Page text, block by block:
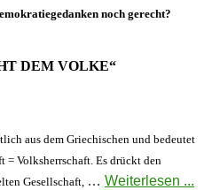
noch gerecht?
DEM VOLKE“
aus dem Griechischen und bedeutet
= Volksherrschaft. Es drückt den
Gesellschaft, … Weiterlesen ...